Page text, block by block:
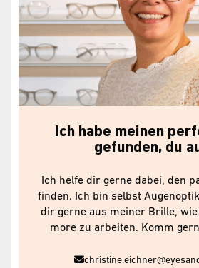
Ich habe meinen
gefunden, du
Ich helfe dir gerne dabei, den
finden. Ich bin selbst
dir gerne aus meiner Brille, wie
more zu arbeiten. Komm